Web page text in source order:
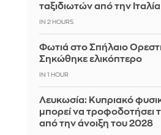
ταξιδιωτών από την Ιταλία
IN 2 HOURS
Φωτιά στο Σπήλαιο
Σηκώθηκε ελικόπτερο
IN 1 HOUR
Λευκωσία: Κυπριακό
μπορεί να τροφοδοτήσει
από την άνοιξη του 2028